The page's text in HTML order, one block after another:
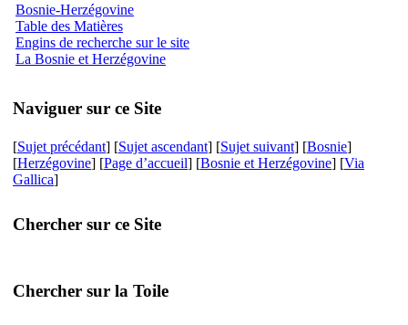
Bosnie-Herzégovine
Table des Matières
Engins de recherche sur le site
La Bosnie et Herzégovine
Naviguer sur ce Site
[Sujet précédant] [Sujet ascendant] [Sujet suivant] [Bosnie]
[Herzégovine] [Page d’accueil] [Bosnie et Herzégovine] [Via
Gallica]
Chercher sur ce Site
Chercher sur la Toile